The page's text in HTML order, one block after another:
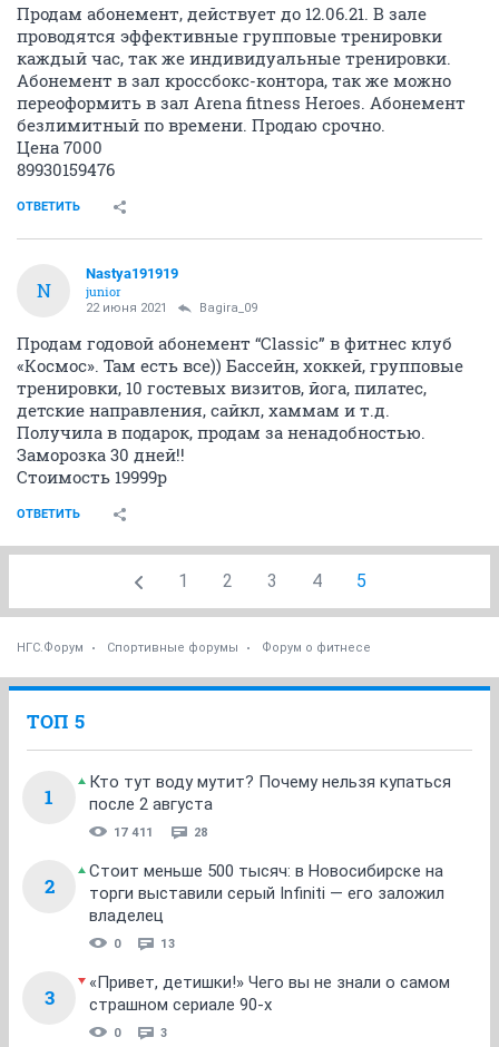
Продам абонемент, действует до 12.06.21. В зале
проводятся эффективные групповые тренировки
каждый час, так же индивидуальные тренировки.
Абонемент в зал кроссбокс-контора, так же можно
переоформить в зал Arena fitness Heroes. Абонемент
безлимитный по времени. Продаю срочно.
Цена 7000
89930159476
ОТВЕТИТЬ
N
Nastya191919
junior
22 июня 2021 Bagira_09
Продам годовой абонемент “Classic” в фитнес клуб
«Космос». Там есть все)) Бассейн, хоккей, групповые
тренировки, 10 гостевых визитов, йога, пилатес,
детские направления, сайкл, хаммам и т.д.
Получила в подарок, продам за ненадобностью.
Заморозка 30 дней!!
Стоимость 19999р
ОТВЕТИТЬ
1 2 3 4 5
НГС.Форум Спортивные форумы Форум о фитнесе
ТОП 5
1
Кто тут воду мутит? Почему нельзя купаться
после 2 августа
17 411 28
2
Стоит меньше 500 тысяч: в Новосибирске на
торги выставили серый Infiniti — его заложил
владелец
0 13
3
«Привет, детишки!» Чего вы не знали о самом
страшном сериале 90-х
0 3